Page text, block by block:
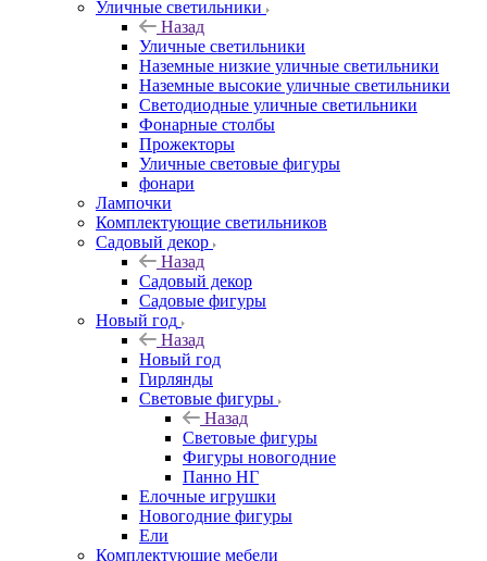
Уличные светильники
Назад
Уличные светильники
Наземные низкие уличные светильники
Наземные высокие уличные светильники
Светодиодные уличные светильники
Фонарные столбы
Прожекторы
Уличные световые фигуры
фонари
Лампочки
Комплектующие светильников
Садовый декор
Назад
Садовый декор
Садовые фигуры
Новый год
Назад
Новый год
Гирлянды
Световые фигуры
Назад
Световые фигуры
Фигуры новогодние
Панно НГ
Елочные игрушки
Новогодние фигуры
Ели
Комплектующие мебели